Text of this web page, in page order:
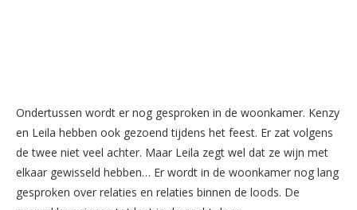
Ondertussen wordt er nog gesproken in de woonkamer. Kenzy
en Leila hebben ook gezoend tijdens het feest. Er zat volgens
de twee niet veel achter. Maar Leila zegt wel dat ze wijn met
elkaar gewisseld hebben… Er wordt in de woonkamer nog lang
gesproken over relaties en relaties binnen de loods. De